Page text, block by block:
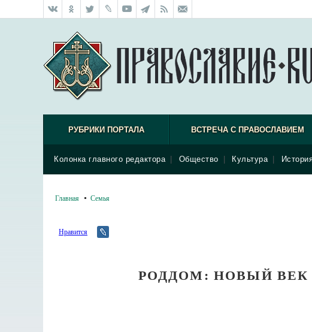
РУБРИКИ ПОРТАЛА ВСТРЕЧА С ПРАВОСЛАВИЕМ
Колонка главного редактора Общество Культура
Главная Семья
Нравится
РОДДОМ: НОВЫЙ ВЕК